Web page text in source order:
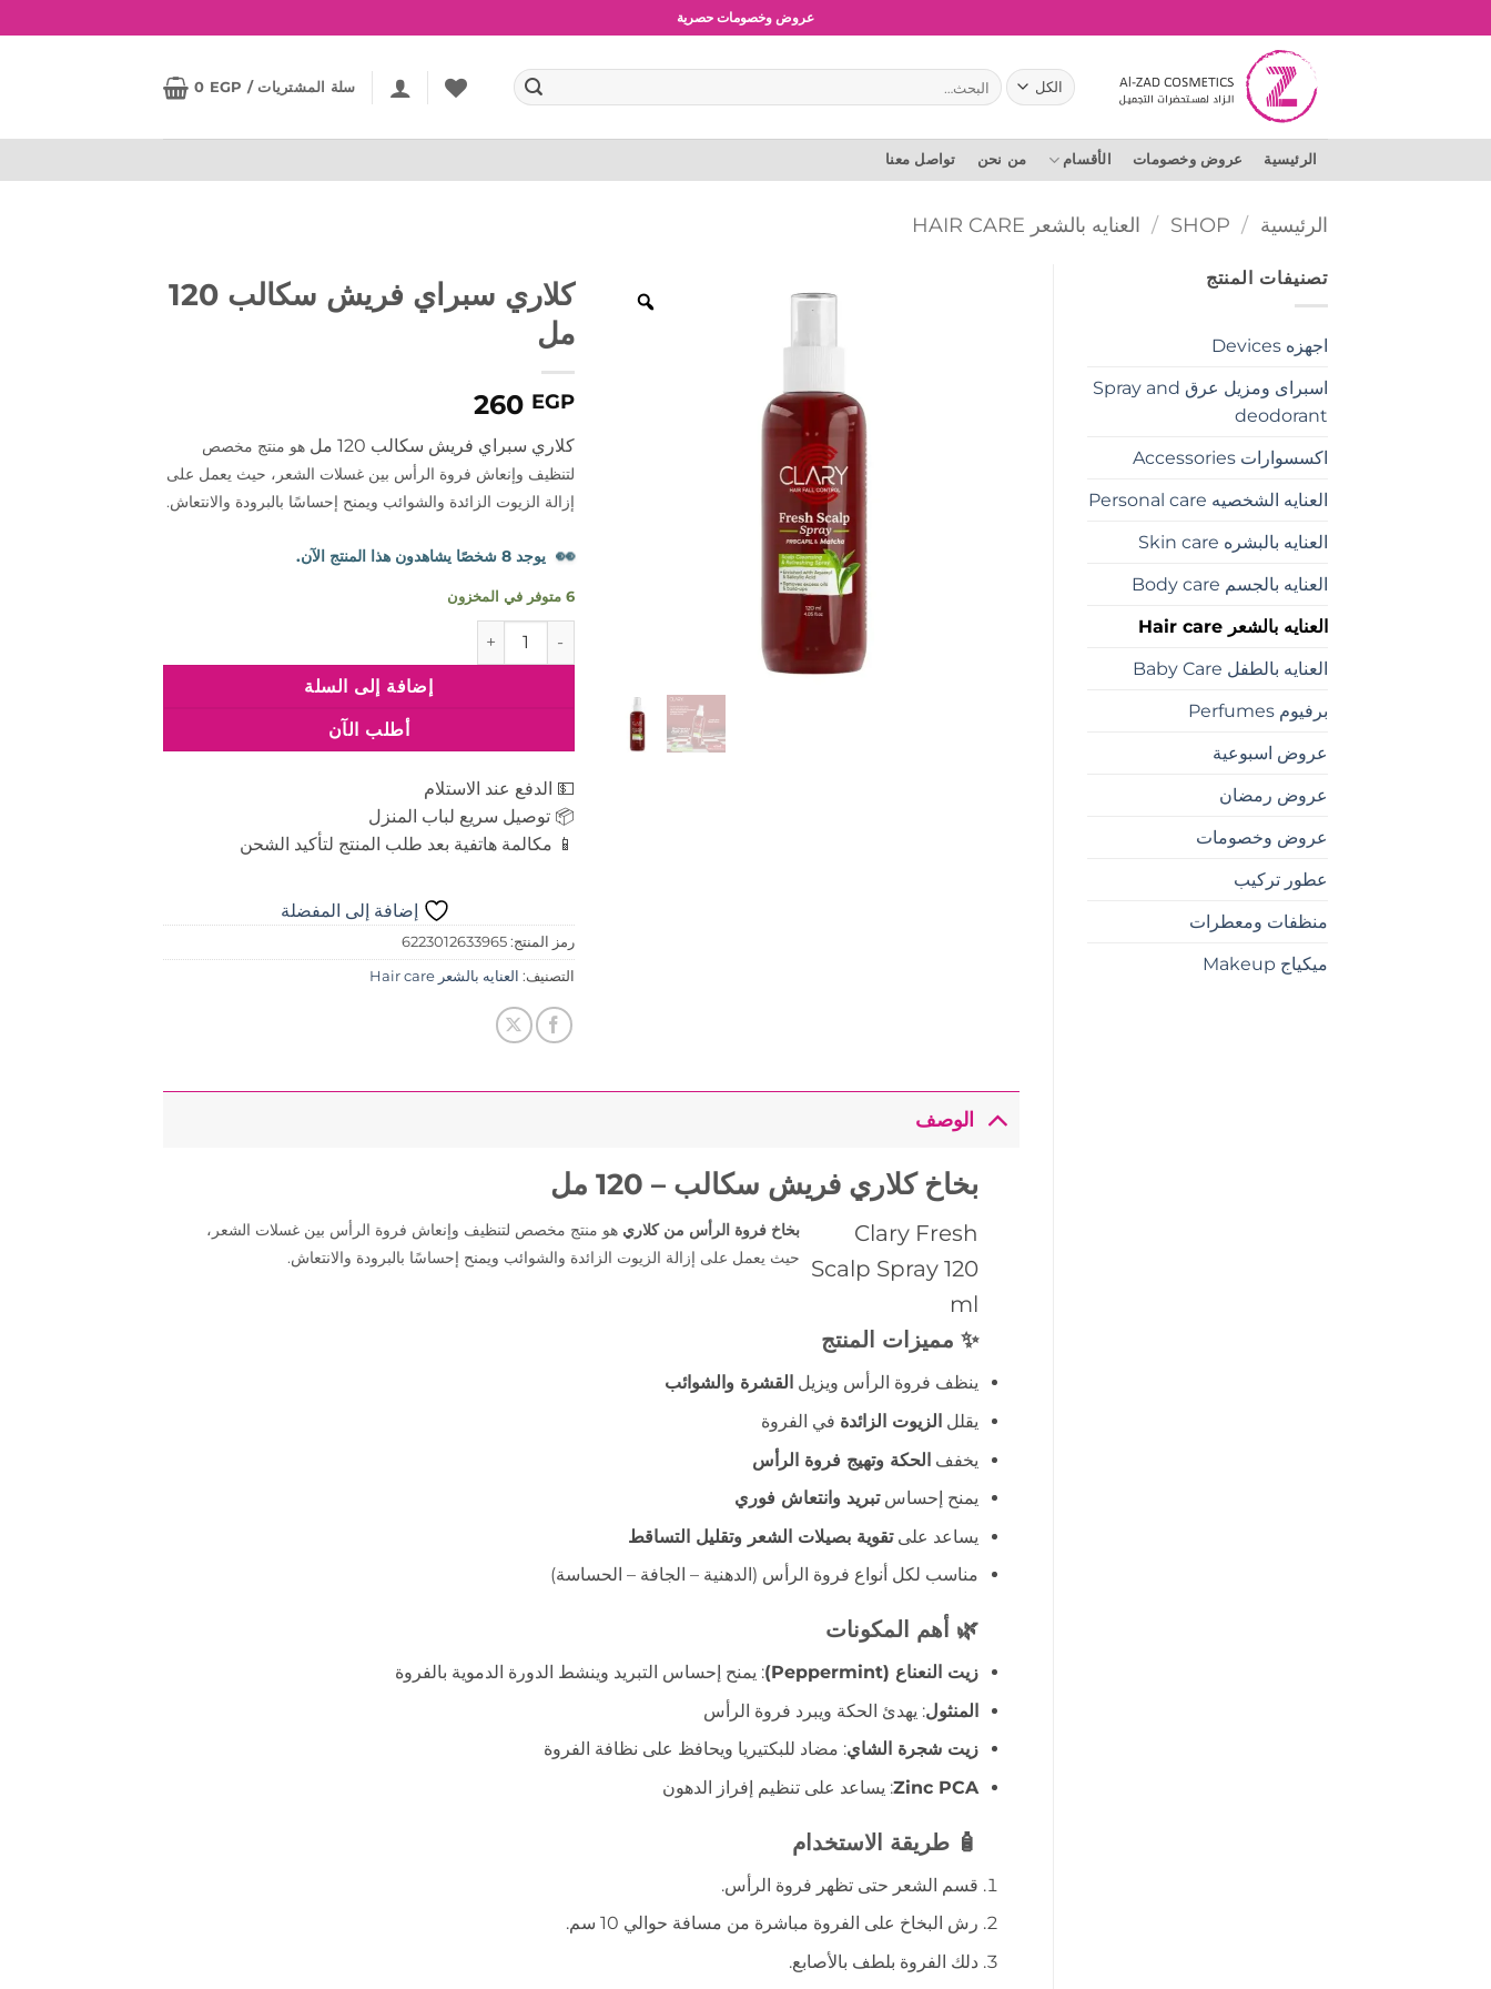
للمحتوى
شحن مجاني للطلبات بقيمة 1500 جنية أو أكثر
البحث
عن:
سلة المشتريات / 0 EGP
الرئيسية عروض وخصومات الأقسام من نحن تواصل معنا
الرئيسية /
SHOP
/ العنايه بالشعر HAIR CARE
تصنيفات المنتج
اجهزه Devices
اسبراى ومزيل عرق Spray and
deodorant
اكسسوارات Accessories
العنايه الشخصيه Personal care
العنايه بالبشره Skin care
العنايه بالجسم Body care
العنايه بالشعر Hair care
العنايه بالطفل Baby Care
برفيوم Perfumes
عروض اسبوعية
عروض رمضان
عروض وخصومات
عطور تركيب
منظفات ومعطرات
ميكياج Makeup
كلاري سبراي فريش سكالب 120
مل
260 EGP
كلاري سبراي فريش سكالب 120 مل
هو منتج مخصص
لتنظيف وإنعاش فروة الرأس بين غسلات الشعر، حيث يعمل على
إزالة الزيوت الزائدة والشوائب ويمنح إحساسًا بالبرودة والانتعاش.
👀 يوجد 8 شخصًا يشاهدون هذا المنتج الآن.
6 متوفر في المخزون
كمية كلاري سبراي فريش سكالب 120 مل
إضافة إلى السلة
أطلب الآن
💵 الدفع عند الاستلام
📦 توصيل سريع لباب المنزل
📱 مكالمة هاتفية بعد طلب المنتج لتأكيد الشحن
إضافة إلى المفضلة
رمز المنتج:6223012633965
التصنيف: العنايه بالشعر Hair care
الوصف
بخاخ كلاري فريش سكالب – 120 مل
Clary Fresh
Scalp Spray 120
ml
بخاخ فروة الرأس من كلاري هو منتج مخصص لتنظيف وإنعاش فروة الرأس بين غسلات الشعر،
حيث يعمل على إزالة الزيوت الزائدة والشوائب ويمنح إحساسًا بالبرودة والانتعاش.
✨ مميزات المنتج
ينظف فروة الرأس ويزيل القشرة والشوائب
يقلل الزيوت الزائدة في الفروة
يخفف الحكة وتهيج فروة الرأس
يمنح إحساستبريد وانتعاش فوري
يساعد علىتقوية بصيلات الشعر وتقليل التساقط
مناسب لكل أنواع فروة الرأس (الدهنية – الجافة – الحساسة)
🌿 أهم المكونات
زيت النعناع (Peppermint)
: يمنح إحساس التبريد وينشط الدورة الدموية بالفروة
المنثول: يهدئ الحكة ويبرد فروة الرأس
زيت شجرة الشاي: مضاد للبكتيريا ويحافظ على نظافة الفروة
Zinc PCA: يساعد على تنظيم إفراز الدهون
🧴 طريقة الاستخدام
قسم الشعر حتى تظهر فروة الرأس.
رش البخاخ على الفروة مباشرة من مسافة حوالي 10 سم.
دلك الفروة بلطف بالأصابع.